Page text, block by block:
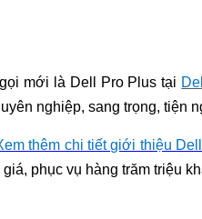
mới là Dell Pro Plustại
nghiệp, sang trọng, tiện
thêm chi tiết giới thiệu
giá, phục vụ hàng trăm triệu